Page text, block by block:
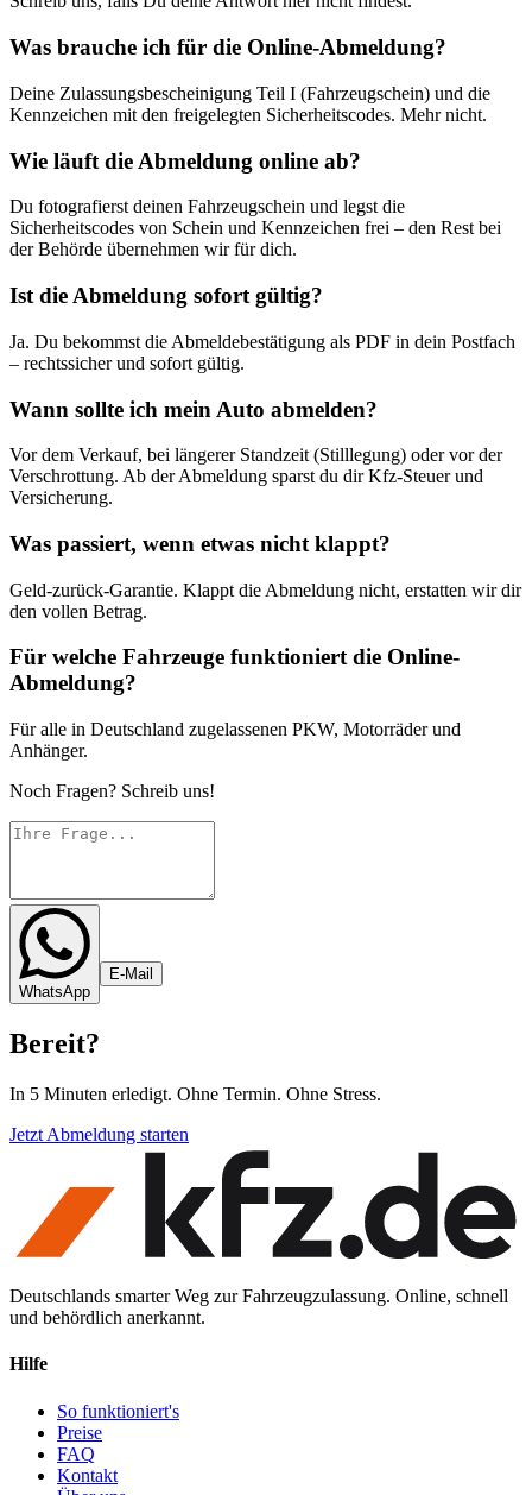
Was brauche ich für die Online-Abmeldung?
Deine Zulassungsbescheinigung Teil I (Fahrzeugschein) und die
Kennzeichen mit den freigelegten Sicherheitscodes. Mehr nicht.
Wie läuft die Abmeldung online ab?
Du fotografierst deinen Fahrzeugschein und legst die
Sicherheitscodes von Schein und Kennzeichen frei – den Rest bei
der Behörde übernehmen wir für dich.
Ist die Abmeldung sofort gültig?
Ja. Du bekommst die Abmeldebestätigung als PDF in dein Postfach
– rechtssicher und sofort gültig.
Wann sollte ich mein Auto abmelden?
Vor dem Verkauf, bei längerer Standzeit (Stilllegung) oder vor der
Verschrottung. Ab der Abmeldung sparst du dir Kfz-Steuer und
Versicherung.
Was passiert, wenn etwas nicht klappt?
Geld-zurück-Garantie. Klappt die Abmeldung nicht, erstatten wir dir
den vollen Betrag.
Für welche Fahrzeuge funktioniert die Online-
Abmeldung?
Für alle in Deutschland zugelassenen PKW, Motorräder und
Anhänger.
Noch Fragen? Schreib uns!
WhatsApp
E-Mail
Bereit?
In 5 Minuten erledigt. Ohne Termin. Ohne Stress.
Jetzt Abmeldung starten
Deutschlands smarter Weg zur Fahrzeugzulassung. Online, schnell
und behördlich anerkannt.
Hilfe
So funktioniert's
Preise
FAQ
Kontakt